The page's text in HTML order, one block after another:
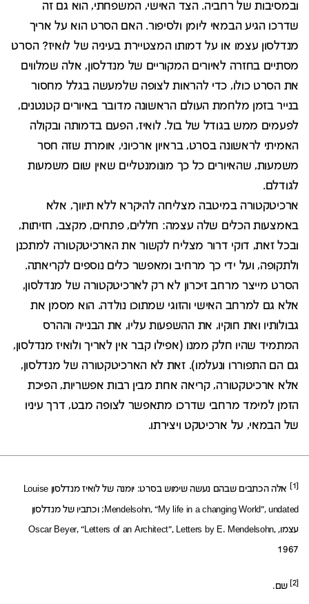
ובמסיבות של רחביה. הצד האישי, המשפחתי, הוא גם זה
שדרכו הגיע הבמאי ליומן ולסיפור. האם הסרט הוא על אריך
מנדלסון עצמו או על דמותו המצטיירת בעיניה של לואיז? הסרט
מסתיים בחזרה לאיורים המקוריים של מנדלסון, אלה שמלווים
את הסרט כולו, כדי להראות לצופה שלמעשה בגלל מחסור
בנייר בזמן מלחמת העולם הראשונה מדובר באיורים קטנטנים,
לפעמים ממש בגודל של בול. לואיז, הפעם בדמותה ובקולה
האמיתי לראשונה בסרט, בראיון ארכיוני, אומרת שזה חסר
משמעות, שהאיורים כל כך מונומנטליים שאין שום משמעות
לגודלם.
ארכיטקטורה במיטבה מצליחה להיקרא ללא תיווך, אלא
באמצעות הכלים שלה עצמה: חללים, פתחים, מקצב, חזיתות,
ובכל זאת, דוקי דרור מצליח לקשור את הארכיטקטורה למתכנן
ולתקופה, ועל ידי כך מרחיב ומאפשר כלים נוספים לקריאתה.
הסרט מייצר מרחב זיכרון לא רק לארכיטקטורה של מנדלסון,
אלא גם למרחב האישי והזוגי שמתוכו נולדה. הוא מסמן את
גבולותיו ואת חוקיו, את ההשפעות עליו, את הבנייה וההרס
המתמיד שהיו חלק ממנו (אפילו קבר אין לאריך ולואיז מנדלסון,
גם הם התפוררו ונעלמו). זאת לא הארכיטקטורה של מנדלסון,
אלא ארכיטקטורה, קריאה אחת מבין רבות אפשריות, הפיכת
הזמן למימד מרחבי שדרכו מתאפשר לצופה מבט, דרך עיניו
של הבמאי, על ארכיטקט ויצירתו.
אלה הכתבים שבהם נעשה שימוש בסרט: יומנה של לואיז מנדלסון Louise
Mendelsohn, “My life in a changing World”, undated; וכתביו של מנדלסון
עצמו, Oscar Beyer, “Letters of an Architect”, Letters by E. Mendelsohn,
1967
[2] שם.